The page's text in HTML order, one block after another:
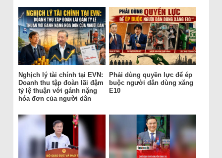
Nghịch lý tài chính tại EVN:
Doanh thu tập đoàn lãi đậm
tỷ lệ thuận với gánh nặng
hóa đơn của người dân
Phải dùng quyền lực để ép
buộc người dân dùng xăng
E10